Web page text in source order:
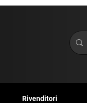
Rivenditori